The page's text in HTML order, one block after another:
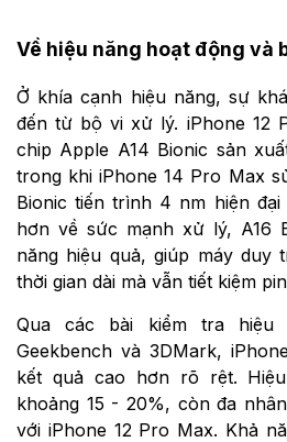
Về hiệu năng hoạt động và
Ở khía cạnh hiệu năng, sự
đến từ bộ vi xử lý. iPhone 12
chip Apple A14 Bionic sản
trong khi iPhone 14 Pro Max
Bionic tiến trình 4 nm hiện
hơn về sức mạnh xử lý, A16
năng hiệu quả, giúp máy duy
thời gian dài mà vẫn tiết kiệm
Qua các bài kiểm tra hiệu
Geekbench và 3DMark,
kết quả cao hơn rõ rệt.
khoảng 15 - 20%, còn đa
với iPhone 12 Pro Max. Khả